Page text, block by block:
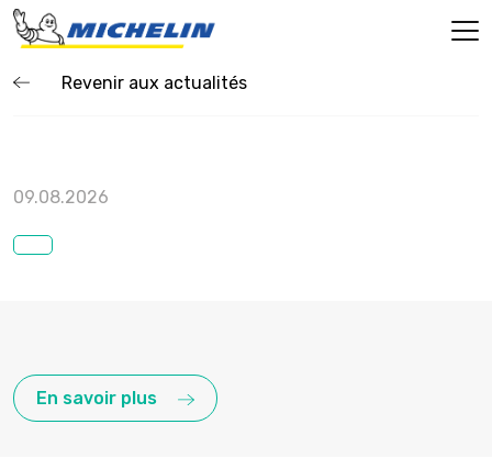
Revenir aux actualités
09.08.2026
En savoir plus